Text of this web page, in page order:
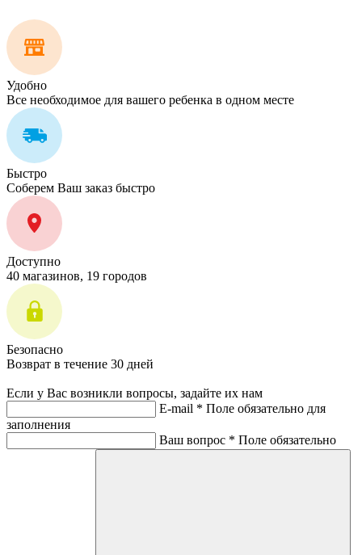
Удобно
Все необходимое для вашего ребенка в одном месте
Быстро
Соберем Ваш заказ быстро
Доступно
40 магазинов, 19 городов
Безопасно
Возврат в течение 30 дней
Если у Вас возникли вопросы, задайте их нам
E-mail * Поле обязательно для
заполнения
Ваш вопрос * Поле обязательно